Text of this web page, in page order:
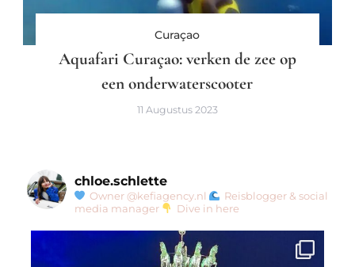
Curaçao
Aquafari Curaçao: verken de zee op
een onderwaterscooter
11 Augustus 2023
chloe.schlette
Owner @kefiagency.nl
Reisblogger & social
media manager
Dive in here